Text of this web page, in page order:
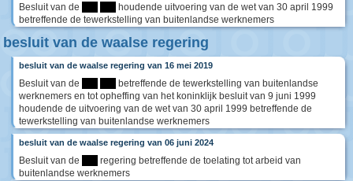
Besluit van de
houdende uitvoering van de wet van 30 april 1999
betreffende de tewerkstelling van buitenlandse werknemers
besluit van de waalse regering
besluit van de waalse regering van 16 mei 2019
Besluit van de
betreffende de tewerkstelling van buitenlandse
werknemers en tot opheffing van het koninklijk besluit van 9 juni 1999
houdende de uitvoering van de wet van 30 april 1999 betreffende de
tewerkstelling van buitenlandse werknemers
besluit van de waalse regering van 06 juni 2024
Besluit van de
regering betreffende de toelating tot arbeid van
buitenlandse werknemers